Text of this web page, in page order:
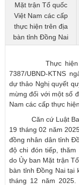
Mặt trận Tổ quốc
Việt Nam các cấp
thực hiện trên địa
bàn tỉnh Đồng Nai
​Thực
7387/UBND-KTNS
dự thảo Nghị quyết
mừng đối với một số
Nam các cấp thực
Căn cứ Luật Ban
19 tháng 02 năm
đồng nhân dân tỉnh
độ chi đón tiếp,
do Ủy ban Mặt trận
bàn tỉnh Đồng Nai tại
tháng 12 năm